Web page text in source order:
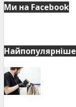
Ми на Facebook
Найпопулярніше